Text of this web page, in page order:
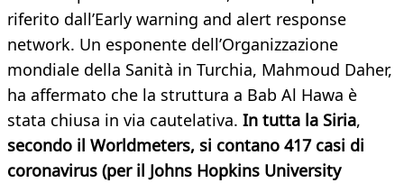
riferito dall’Early warning and alert response
network. Un esponente dell’Organizzazione
mondiale della Sanità in Turchia, Mahmoud Daher,
ha affermato che la struttura a Bab Al Hawa è
stata chiusa in via cautelativa. In tutta la Siria,
secondo il Worldmeters, si contano 417 casi di
coronavirus (per il Johns Hopkins University